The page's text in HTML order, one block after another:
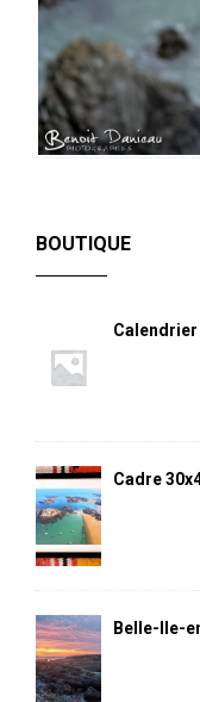
BOUTIQUE
Cadre
Belle-Ile-